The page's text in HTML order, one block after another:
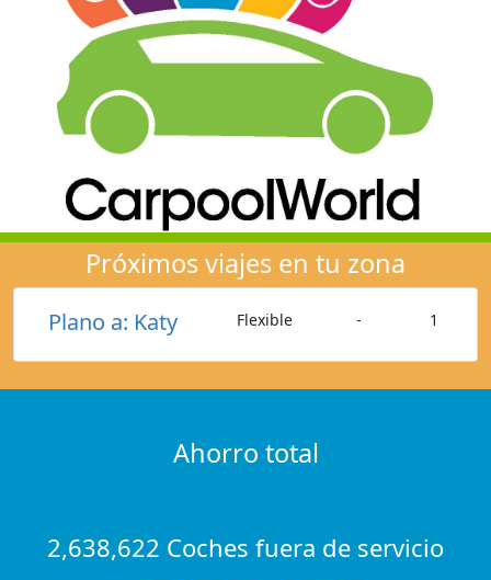
Próximos viajes en tu zona
Plano a: Katy Flexible - 1
Ahorro total
2,638,622 Coches fuera de servicio